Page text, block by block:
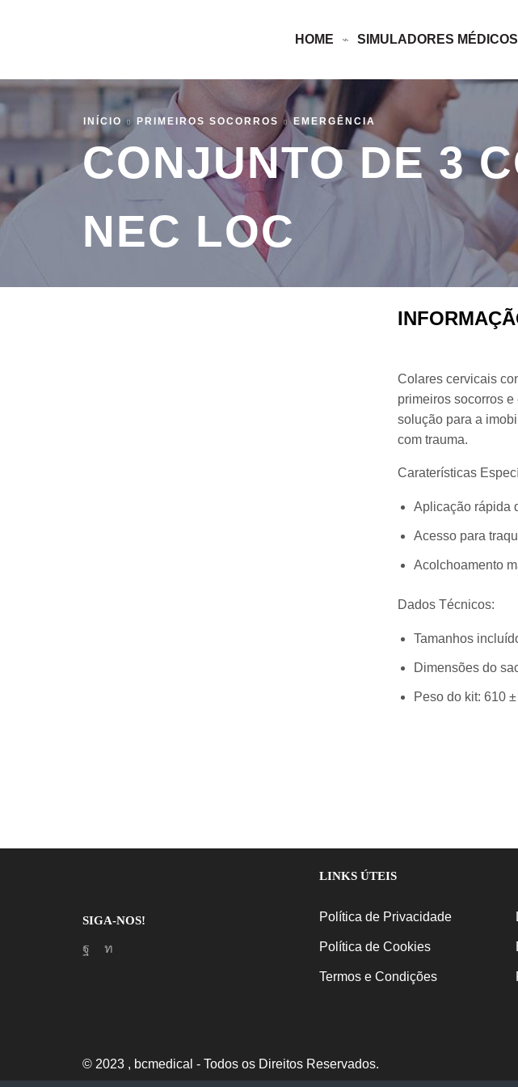
HOME SIMULADORES MÉDICOS
INÍCIO PRIMEIROS SOCORROS EMERGÊNCIA
CONJUNTO DE 3
NEC LOC
Colares cervicais
primeiros socorros
solução para a
com trauma.
Caraterísticas
Aplicação rápida
Acesso para
Acolchoamento
Dados Técnicos:
Tamanhos
Dimensões do
Peso do kit: 610
SIGA-NOS!
Facebook
Linkedin
LINKS ÚTEIS
Política de Privacidade
Política de Cookies
Termos e Condições
© 2023 , bcmedical - Todos os Direitos Reservados.